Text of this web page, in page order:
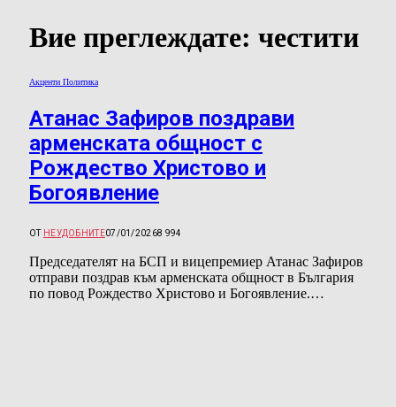
Вие преглеждате: честити
Акценти Политика
Атанас Зафиров поздрави
арменската общност с
Рождество Христово и
Богоявление
ОТ НЕУДОБНИТЕ07/01/20268 994
Председателят на БСП и вицепремиер Атанас Зафиров
отправи поздрав към арменската общност в България
по повод Рождество Христово и Богоявление.…